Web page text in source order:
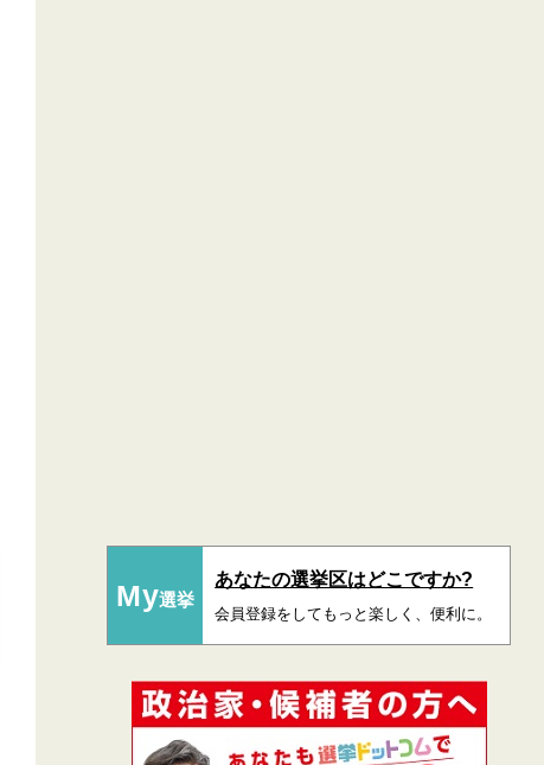
My選挙
あなたの選挙区はどこですか?
会員登録をしてもっと楽しく、便利に。